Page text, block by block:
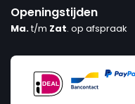
Openingstijden
Ma.t/m Zat. op afspraak